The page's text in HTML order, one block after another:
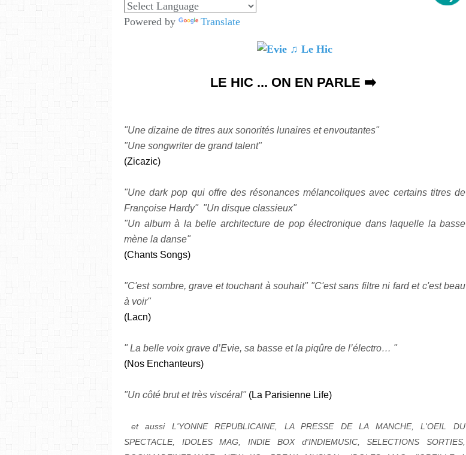
Powered by Translate
LE HIC ... ON EN PARLE ➡️
"Une dizaine de titres aux sonorités lunaires et envoutantes"
"Une songwriter de grand talent"
(Zicazic)
"Une dark pop qui offre des résonances mélancoliques avec certains titres de
Françoise Hardy" "Un disque classieux"
"Un album à la belle architecture de pop électronique dans laquelle la basse
mène la danse"
(Chants Songs)
"C'est sombre, grave et touchant à souhait" "C'est sans filtre ni fard et c'est beau
à voir"
(Lacn)
" La belle voix grave d’Evie, sa basse et la piqûre de l’électro… "
(Nos Enchanteurs)
"Un côté brut et très viscéral" (La Parisienne Life)
et aussi L'YONNE REPUBLICAINE, LA PRESSE DE LA MANCHE, L'OEIL DU
SPECTACLE, IDOLES MAG, INDIE BOX d'INDIEMUSIC, SELECTIONS SORTIES,